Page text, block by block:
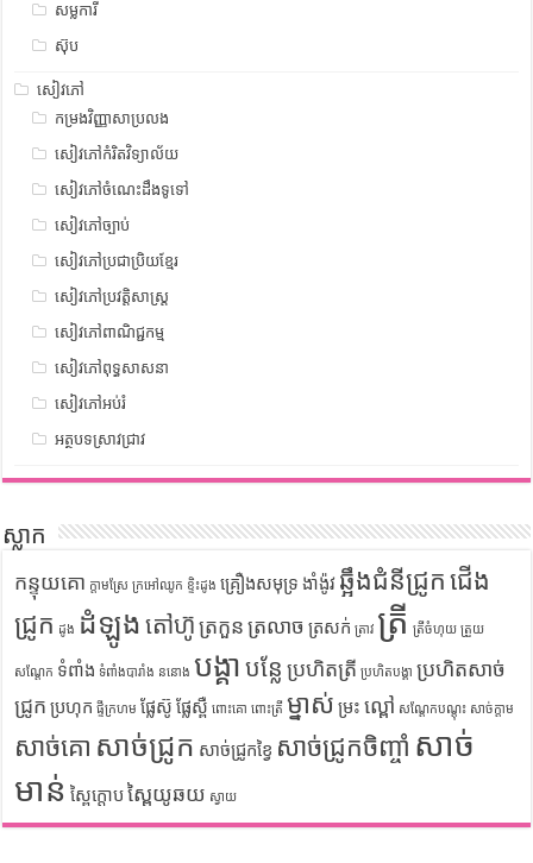
សម្លការី
ស៊ុប
សៀវភៅ
កម្រងវិញ្ញាសាប្រលង
សៀវភៅកំរិតវិទ្យាល័យ
សៀវភៅចំណេះដឹងទូទៅ
សៀវភៅច្បាប់
សៀវភៅប្រជាប្រិយខ្មែរ
សៀវភៅប្រវត្តិសាស្រ្ត
សៀវភៅពាណិជ្ជកម្ម
សៀវភៅពុទ្ធសាសនា
សៀវភៅអប់រំ
អត្ថបទស្រាវជ្រាវ
ស្លាក
កន្ទុយគោ ក្តាមស្រែ ក្រអៅឈូក ខ្ទិះដូង គ្រឿងសមុទ្រ ងាំង៉ូវ ឆ្អឹងជំនីជ្រូក ជើង
ជ្រូក ដូង ដំឡូង តៅហ៊ូ ត្រកួន ត្រលាច ត្រសក់ ត្រាវ ត្រី ត្រីចំហុយ ត្រួយ
សណ្តែក ទំពាំង ទំពាំងបារាំង ននោង បង្គា បន្លែ ប្រហិតត្រី ប្រហិតបង្គា ប្រហិតសាច់
ជ្រូក ប្រហុក ផ្ទីក្រហម ផ្លែស៊ូ ផ្លែស្ពឺ ពោះគោ ពោះត្រី ម្នាស់ ម្រះ ល្ពៅ សណ្តែកបណ្តុះ សាច់ក្តាម
សាច់គោ សាច់ជ្រូក សាច់ជ្រូកខ្វៃ សាច់ជ្រូកចិញ្ចាំ សាច់
មាន់ ស្ពៃក្តោប ស្ពៃយូឆយ ស្វាយ